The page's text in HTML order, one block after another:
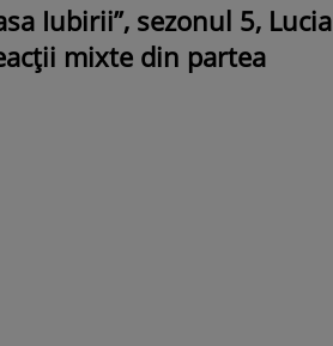
Iubirii”, sezonul 5, Lucia
mixte din partea